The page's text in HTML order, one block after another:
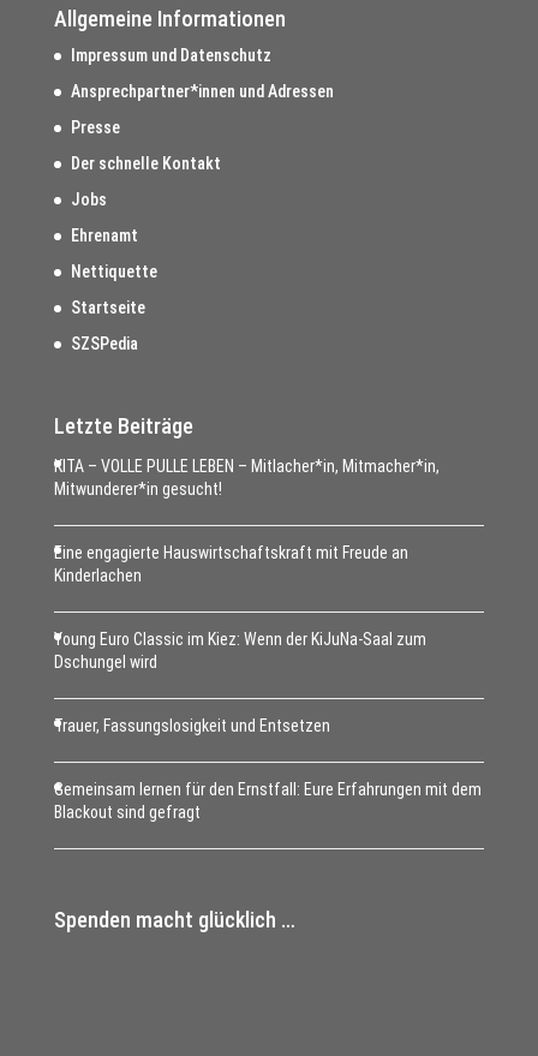
Allgemeine Informationen
Impressum und Datenschutz
Ansprechpartner*innen und Adressen
Presse
Der schnelle Kontakt
Jobs
Ehrenamt
Nettiquette
Startseite
SZSPedia
Letzte Beiträge
KITA – VOLLE PULLE LEBEN – Mitlacher*in, Mitmacher*in,
Mitwunderer*in gesucht!
Eine engagierte Hauswirtschaftskraft mit Freude an
Kinderlachen
Young Euro Classic im Kiez: Wenn der KiJuNa-Saal zum
Dschungel wird
Trauer, Fassungslosigkeit und Entsetzen
Gemeinsam lernen für den Ernstfall: Eure Erfahrungen mit dem
Blackout sind gefragt
Spenden macht glücklich …